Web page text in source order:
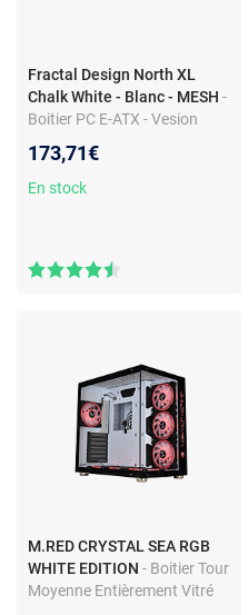
Fractal Design North XL
Chalk White - Blanc - MESH -
Boitier PC E-ATX - Vesion
USB Type C - 2x USB Type A
173,71€
En stock
M.RED CRYSTAL SEA RGB
WHITE EDITION - Boitier Tour
Moyenne Entièrement Vitré